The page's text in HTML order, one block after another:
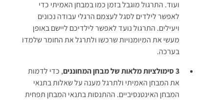
ועוד. התרגול מוגבל בזמן כמו במבחן האמיתי כדי
לאפשר לילדים לסגל לעצמם הרגלי עבודה נכונים
ויעילים. התרגול נועד לאפשר לילדיכם ליישם באופן
מעשי את המיומנויות שרכשו ולתרגל את החומר שלמדו
בערכה.
3 סימולציות מלאות של מבחן המחוננים
, כדי לדמות
את המבחן האמיתי ולתרגל מענה על שאלות בתנאי
המבחן האינטנסיביים. ההתנסות בתנאי המבחן תפחית